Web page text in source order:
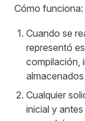
Cómo funciona:
Cuando se
representó
compilación,
Cualquier
inicial y